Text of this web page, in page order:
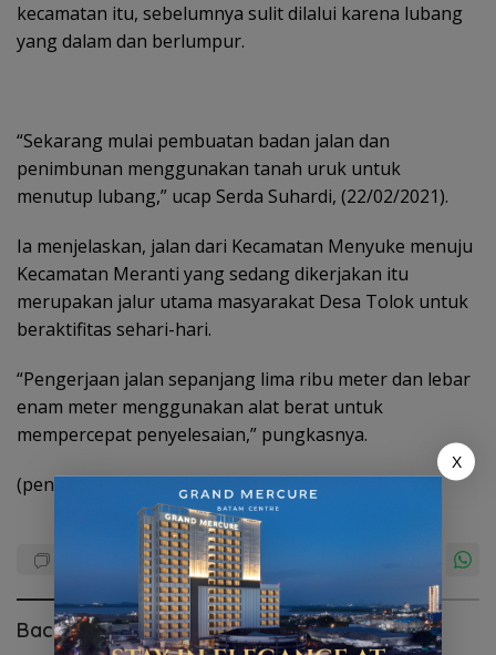
kecamatan itu, sebelumnya sulit dilalui karena lubang
yang dalam dan berlumpur.
“Sekarang mulai pembuatan badan jalan dan
penimbunan menggunakan tanah uruk untuk
menutup lubang,” ucap Serda Suhardi, (22/02/2021).
Ia menjelaskan, jalan dari Kecamatan Menyuke menuju
Kecamatan Meranti yang sedang dikerjakan itu
merupakan jalur utama masyarakat Desa Tolok untuk
beraktifitas sehari-hari.
“Pengerjaan jalan sepanjang lima ribu meter dan lebar
enam meter menggunakan alat berat untuk
mempercepat penyelesaian,” pungkasnya.
(pendim 1201)
Baca Juga
X